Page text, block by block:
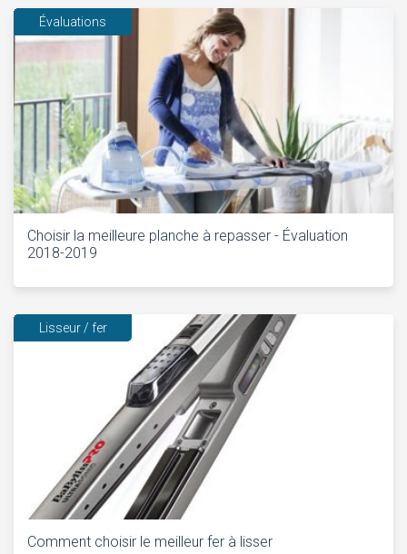
Évaluations
Choisir la meilleure planche à repasser - Évaluation
2018-2019
Lisseur / fer
Comment choisir le meilleur fer à lisser